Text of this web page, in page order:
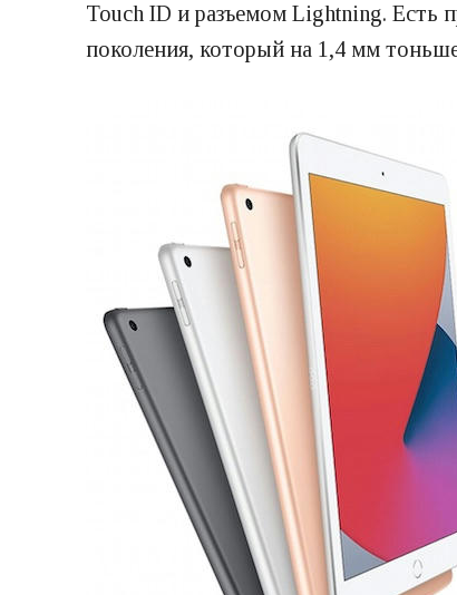
Touch ID и разъемом Lightning. Есть
поколения, который на 1,4 мм